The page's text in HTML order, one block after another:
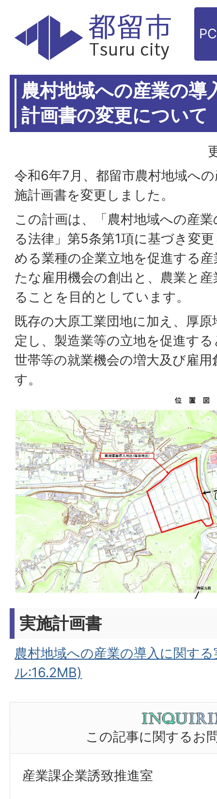
農村地域への産業の導
計画書の変更について
令和6年7月、都留市農村地域へ
施計画書を変更しました。
この計画は、「農村地域への産
る法律」第5条第1項に基づき変
める業種の企業立地を促進する
たな雇用機会の創出と、農業と
ることを目的としています。
既存の大原工業団地に加え、厚
定し、製造業等の立地を促進す
世帯等の就業機会の増大及び雇
す。
実施計画書
農村地域への産業の導入に関す
ル:16.2MB)
この記事に関するお
産業課企業誘致推進室